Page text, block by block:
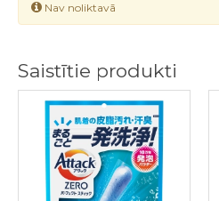
Nav noliktavā
Saistītie produkti